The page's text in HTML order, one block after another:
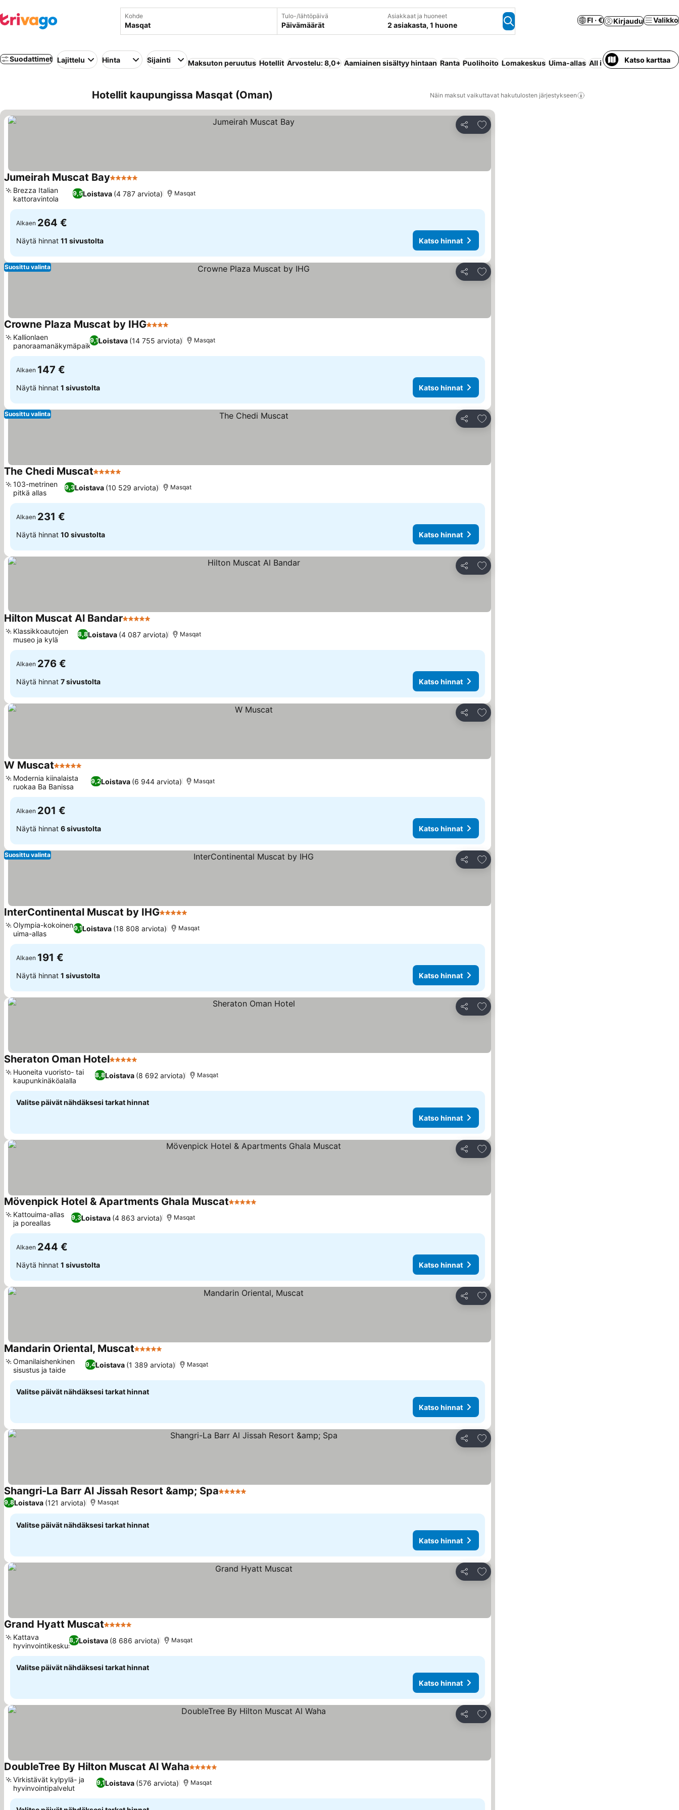
Kohde Tulo-/lähtöpäivä
Päivämäärät
Asiakkaat ja huoneet
2 asiakasta, 1 huone
FI · € Kirjaudu Valikko
Suodattimet Lajittelu Hinta Sijainti Maksuton peruutus Hotellit Arvostelu: 8,0+ Aamiainen sisältyy hintaan Ranta Puolihoito Lomakeskus Uima-allas All inclusive Huoneisto
Katso karttaa
Hotellit kaupungissa Masqat (Oman) Näin maksut vaikuttavat hakutulosten järjestykseen
Jaa
Lisää suosikkeihin
Jumeirah Muscat Bay5 Tähtiluokitus
9,5Loistava (4 787 arviota)
Brezza Italian
kattoravintola
Masqat
Alkaen 264 €
Näytä hinnat 11 sivustolta Katso hinnat
Jaa
Lisää suosikkeihin
Suosittu valinta
Crowne Plaza Muscat by IHG4 Tähtiluokitus
9,1Loistava (14 755 arviota)
Kallionlaen
panoraamanäkymäpaikka
Masqat
Alkaen 147 €
Näytä hinnat 1 sivustolta Katso hinnat
Jaa
Lisää suosikkeihin
Suosittu valinta
The Chedi Muscat5 Tähtiluokitus
9,3Loistava (10 529 arviota)
103-metrinen
pitkä allas
Masqat
Alkaen 231 €
Näytä hinnat 10 sivustolta Katso hinnat
Jaa
Lisää suosikkeihin
Hilton Muscat Al Bandar5 Tähtiluokitus
8,8Loistava (4 087 arviota)
Klassikkoautojen
museo ja kylä
Masqat
Alkaen 276 €
Näytä hinnat 7 sivustolta Katso hinnat
Jaa
Lisää suosikkeihin
W Muscat5 Tähtiluokitus
9,2Loistava (6 944 arviota)
Modernia kiinalaista
ruokaa Ba Banissa
Masqat
Alkaen 201 €
Näytä hinnat 6 sivustolta Katso hinnat
Jaa
Lisää suosikkeihin
Suosittu valinta
InterContinental Muscat by IHG5 Tähtiluokitus
9,1Loistava (18 808 arviota)
Olympia-kokoinen
uima-allas
Masqat
Alkaen 191 €
Näytä hinnat 1 sivustolta Katso hinnat
Jaa
Lisää suosikkeihin
Sheraton Oman Hotel5 Tähtiluokitus
8,8Loistava (8 692 arviota)
Huoneita vuoristo- tai
kaupunkinäköalalla
Masqat
Valitse päivät nähdäksesi tarkat hinnat
Katso hinnat
Jaa
Lisää suosikkeihin
Mövenpick Hotel & Apartments Ghala Muscat5 Tähtiluokitus
9,3Loistava (4 863 arviota)
Kattouima-allas
ja poreallas
Masqat
Alkaen 244 €
Näytä hinnat 1 sivustolta Katso hinnat
Jaa
Lisää suosikkeihin
Mandarin Oriental, Muscat5 Tähtiluokitus
9,4Loistava (1 389 arviota)
Omanilaishenkinen
sisustus ja taide
Masqat
Valitse päivät nähdäksesi tarkat hinnat
Katso hinnat
Jaa
Lisää suosikkeihin
Shangri-La Barr Al Jissah Resort &amp; Spa5 Tähtiluokitus
9,8Loistava (121 arviota) Masqat
Valitse päivät nähdäksesi tarkat hinnat
Katso hinnat
Jaa
Lisää suosikkeihin
Grand Hyatt Muscat5 Tähtiluokitus
8,7Loistava (8 686 arviota)
Kattava
hyvinvointikeskus
Masqat
Valitse päivät nähdäksesi tarkat hinnat
Katso hinnat
Jaa
Lisää suosikkeihin
DoubleTree By Hilton Muscat Al Waha5 Tähtiluokitus
9,1Loistava (576 arviota)
Virkistävät kylpylä- ja
hyvinvointipalvelut
Masqat